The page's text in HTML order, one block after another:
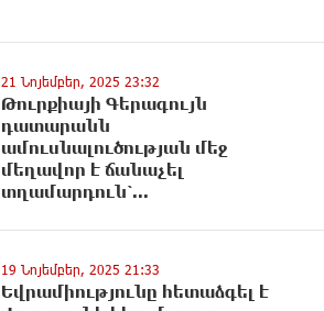
21 Նոյեմբեր, 2025 23:32
Թուրքիայի Գերագույն
դատարանն
ամուսնալուծության մեջ
մեղավոր է ճանաչել
տղամարդուն՝...
19 Նոյեմբեր, 2025 21:33
Եվրամիությունը հետաձգել է